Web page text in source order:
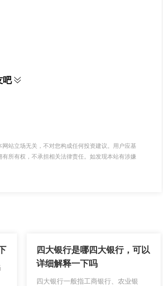
吧
站立场无关，不对您构成任何投资建议。用户应基
所有权，不承担相关法律责任。如发现本站有涉嫌
四大银行是哪四大银行，可以
详细解释一下吗
四大银行一般指工商银行、农业银